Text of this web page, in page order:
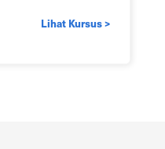
Lihat Kursus >